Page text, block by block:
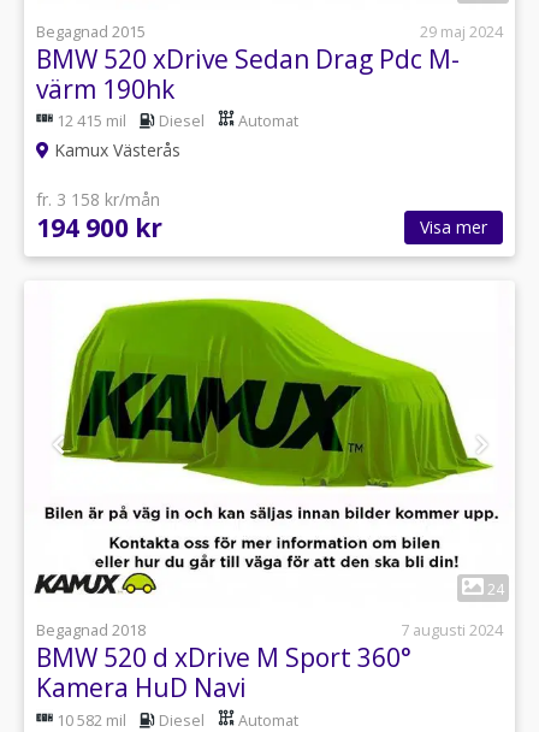
Begagnad 2015
29 maj 2024
BMW 520 xDrive Sedan Drag Pdc M-
värm 190hk
12 415 mil Diesel Automat
Kamux Västerås
fr. 3 158 kr/mån
194 900 kr Visa mer
24
Begagnad 2018
7 augusti 2024
BMW 520 d xDrive M Sport 360°
Kamera HuD Navi
10 582 mil Diesel Automat